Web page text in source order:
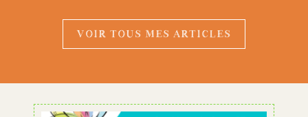
VOIR TOUS MES ARTICLES